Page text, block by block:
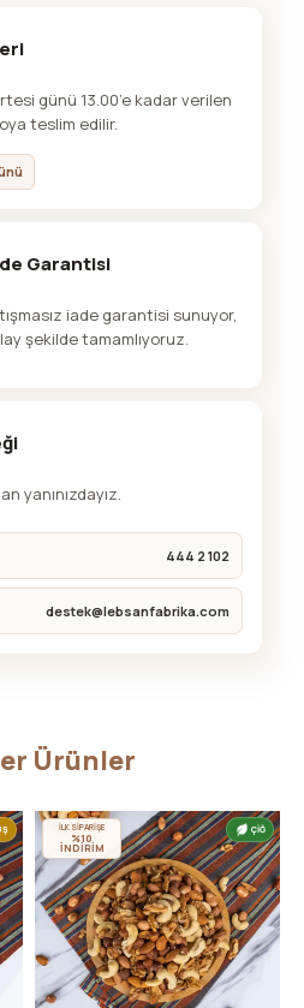
günü 13.00’e kadar verilen
teslim edilir.
Garantisi
iade garantisi sunuyor,
şekilde tamamlıyoruz.
yanınızdayız.
444 2 102
destek@lebsanfabrika.com
Ürünler
ÇİĞ
İLK SİPARİŞE
%10
İNDİRİM